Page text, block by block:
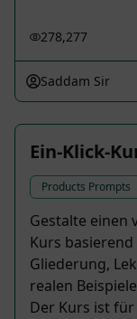
278,277
Saddam Sir
Ein-Klick-
Products Prompts
Gestalte einen
Kurs
Gliederung,
realen
Der Kurs ist für